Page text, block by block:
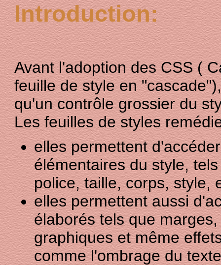
Introduction:
Avant l'adoption des CSS (
feuille de style en
qu'un contrôle grossier du
Les feuilles de styles
elles permettent
élémentaires du style,
police, taille, corps, style,
elles permettent aussi
élaborés tels que
graphiques et même
comme l'ombrage du